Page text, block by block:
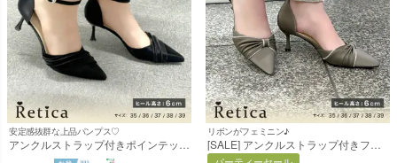
安定感抜群な上品パンプス♡
アンクルストラップ付きポインテッド
トゥピンヒールパンプス(ブラック)
リボンがフェミニン♪
[SALE] アンクルストラップ付きフェ
ミニンリボンパンプス [Retica/レティ